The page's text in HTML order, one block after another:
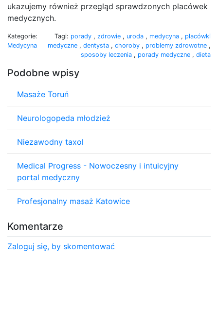
ukazujemy również przegląd sprawdzonych placówek
medycznych.
Kategorie:
Medycyna
Tagi: porady , zdrowie , uroda , medycyna , placówki
medyczne , dentysta , choroby , problemy zdrowotne ,
sposoby leczenia , porady medyczne , dieta
Podobne wpisy
Masaże Toruń
Neurologopeda młodzież
Niezawodny taxol
Medical Progress - Nowoczesny i intuicyjny
portal medyczny
Profesjonalny masaż Katowice
Komentarze
Zaloguj się, by skomentować